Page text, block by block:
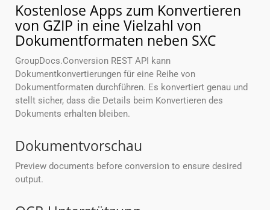
Kostenlose Apps zum Konvertieren
von GZIP in eine Vielzahl von
Dokumentformaten neben SXC
GroupDocs.Conversion REST API kann
Dokumentkonvertierungen für eine Reihe von
Dokumentformaten durchführen. Es konvertiert genau und
stellt sicher, dass die Details beim Konvertieren des
Dokuments erhalten bleiben.
Dokumentvorschau
Preview documents before conversion to ensure desired
output.